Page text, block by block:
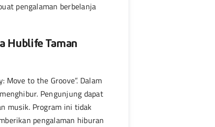
pengalaman berbelanja
Hublife Taman
to the Groove”. Dalam
Pengunjung dapat
musik. Program ini tidak
pengalaman hiburan